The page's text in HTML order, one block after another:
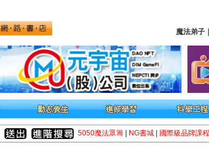
魔法弟子
5050魔法眾籌 NG書城 國際級品牌課程